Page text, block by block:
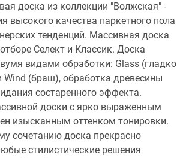
доска из коллекции "Волжская" -
высокого качества паркетного пола
тенденций. Массивная доска
Селект и Классик. Доска
видами обработки: Glass (гладко
(браш), обработка древесины
состаренного эффекта.
доски с ярко выраженным
изысканным оттенком тонировки.
сочетанию доска прекрасно
стилистические решения